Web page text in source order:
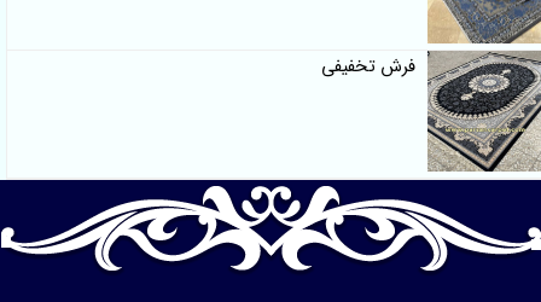
فرش تخفیفی